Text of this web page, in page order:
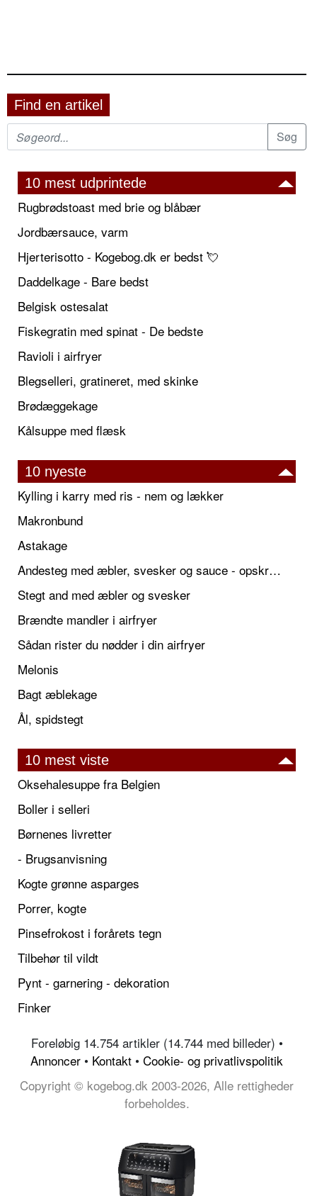
Find en artikel
10 mest udprintede
Rugbrødstoast med brie og blåbær
Jordbærsauce, varm
Hjerterisotto - Kogebog.dk er bedst 💘
Daddelkage - Bare bedst
Belgisk ostesalat
Fiskegratin med spinat - De bedste
Ravioli i airfryer
Blegselleri, gratineret, med skinke
Brødæggekage
Kålsuppe med flæsk
10 nyeste
Kylling i karry med ris - nem og lækker
Makronbund
Astakage
Andesteg med æbler, svesker og sauce - opskrift også til jul
Stegt and med æbler og svesker
Brændte mandler i airfryer
Sådan rister du nødder i din airfryer
Melonis
Bagt æblekage
Ål, spidstegt
10 mest viste
Oksehalesuppe fra Belgien
Boller i selleri
Børnenes livretter
- Brugsanvisning
Kogte grønne asparges
Porrer, kogte
Pinsefrokost i forårets tegn
Tilbehør til vildt
Pynt - garnering - dekoration
Finker
Foreløbig 14.754 artikler (14.744 med billeder) •
Annoncer • Kontakt • Cookie- og privatlivspolitik
Copyright © kogebog.dk 2003-2026, Alle rettigheder
forbeholdes.